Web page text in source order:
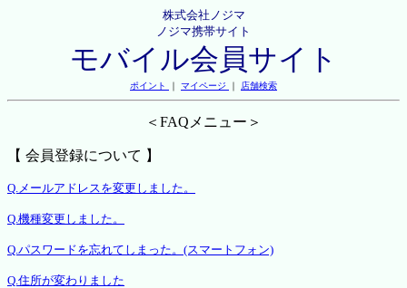
株式会社ノジマ
ノジマ携帯サイト
モバイル会員サイト
ポイント ｜ マイページ ｜ 店舗検索
＜FAQメニュー＞
【 会員登録について 】
Q.メールアドレスを変更しました。
Q.機種変更しました。
Q.パスワードを忘れてしまった。(スマートフォン)
Q.住所が変わりました